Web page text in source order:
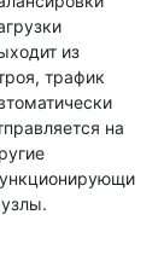
из
трафик
на